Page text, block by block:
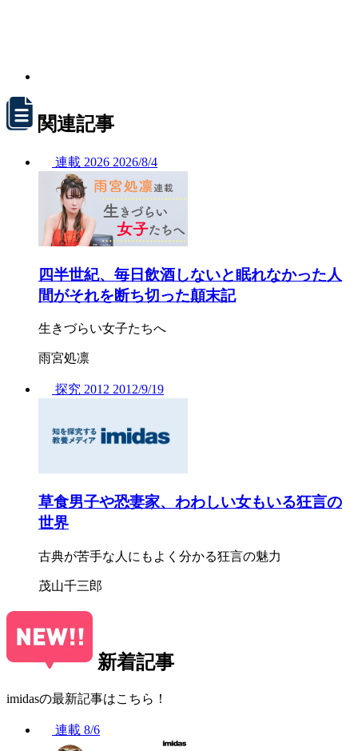
関連記事
連載 2026 2026/8/4
四半世紀、毎日飲酒しないと眠れなかった人
間がそれを断ち切った顛末記
生きづらい女子たちへ
雨宮処凛
探究 2012 2012/9/19
草食男子や恐妻家、わわしい女もいる狂言の
世界
古典が苦手な人にもよく分かる狂言の魅力
茂山千三郎
新着記事
imidasの最新記事はこちら！
連載 8/6